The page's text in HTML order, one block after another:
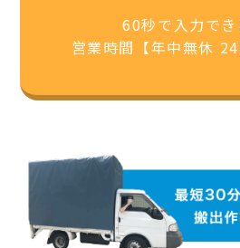
60秒で入力でき
営業時間【年中無休 24